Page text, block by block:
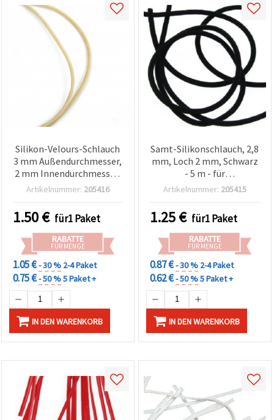
Silikon-Velours-Schlauch
3 mm Außendurchmesser,
2 mm Innendurchmesser,
cremefarben – 5 m für
Artikelnummer: 205416
1.50€ für1 Paket
RABATTE
FÜR MENGE
1.05 €- 30 % 2-4 Paket
0.75 €- 50 %5 Paket +
IN DEN WARENKORB
Samt-Silikonschlauch, 2,8
mm, Loch 2 mm, Schwarz
- 5 m - für
Schmuckherstellung &
Artikelnummer: 205415
1.25€ für1 Paket
RABATTE
FÜR MENGE
0.87 €- 30 % 2-4 Paket
0.62 €- 50 %5 Paket +
IN DEN WARENKORB